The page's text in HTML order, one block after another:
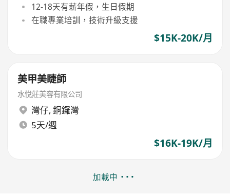
12-18天有薪年假，生日假期
在職專業培訓，技術升級支援
$15K-20K/月
美甲美睫師
水悅莊美容有限公司
灣仔, 銅鑼灣
5天/週
$16K-19K/月
加載中